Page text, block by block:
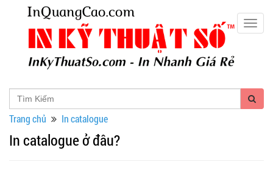
Trang chủ In catalogue
In catalogue ở đâu?